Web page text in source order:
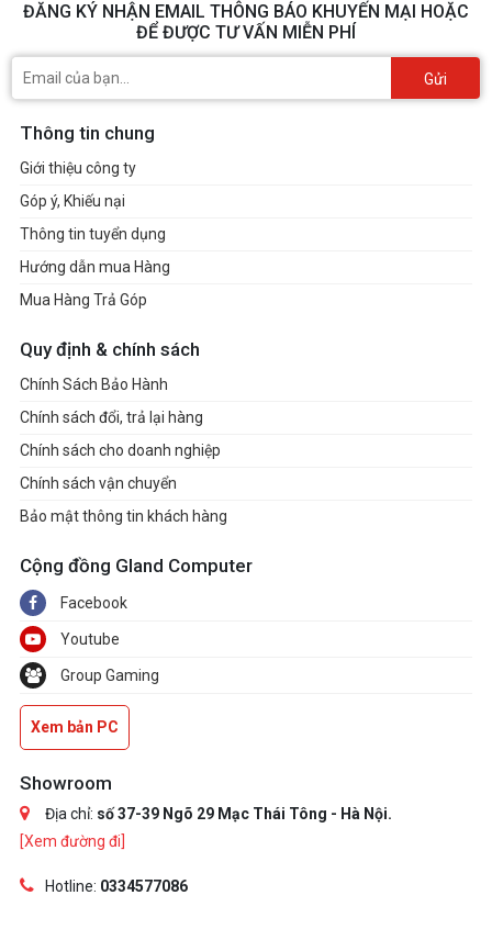
ĐĂNG KÝ NHẬN EMAIL THÔNG BÁO KHUYẾN MẠI HOẶC
ĐỂ ĐƯỢC TƯ VẤN MIỄN PHÍ
Gửi
Thông tin chung
Giới thiệu công ty
Góp ý, Khiếu nại
Thông tin tuyển dụng
Hướng dẫn mua Hàng
Mua Hàng Trả Góp
Quy định & chính sách
Chính Sách Bảo Hành
Chính sách đổi, trả lại hàng
Chính sách cho doanh nghiệp
Chính sách vận chuyển
Bảo mật thông tin khách hàng
Cộng đồng Gland Computer
Facebook
Youtube
Group Gaming
Xem bản PC
Showroom
Địa chỉ: số 37-39 Ngõ 29 Mạc Thái Tông - Hà Nội.
[Xem đường đi]
Hotline: 0334577086